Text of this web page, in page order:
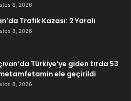
8, 2026
Trafik Kazası: 2 Yaralı
8, 2026
Türkiye’ye giden tırda 53
ele geçirildi
8, 2026